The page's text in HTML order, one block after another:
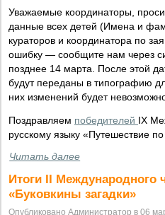
Уважаемые координаторы,
данные всех детей (Имена и
кураторов и координатора по
ошибку — сообщите нам через
позднее 14 марта. После этой
будут переданы в типографию
них изменений будет
Поздравляем победителей IX
русскому языку «Путешествие
Читать далее
Итоги II Международного
«Буковкины загадки»
Опубликовано Администратор в 06